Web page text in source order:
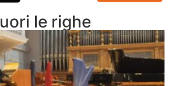
le righe